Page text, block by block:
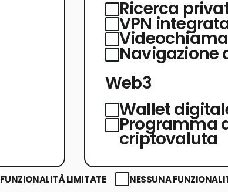
Ricerca
VPN
Navigazione
Web3
Wallet
Programma
criptovaluta
FUNZIONALITÀ LIMITATE NESSUNA